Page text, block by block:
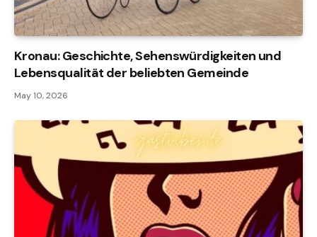
Kronau: Geschichte, Sehenswürdigkeiten und
Lebensqualität der beliebten Gemeinde
May 10, 2026